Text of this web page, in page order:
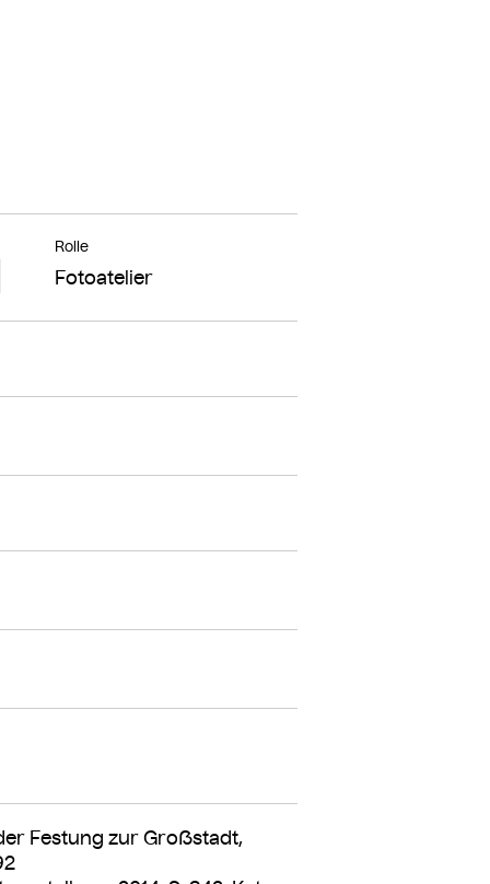
Rolle
Fotoatelier
Festung zur Großstadt,